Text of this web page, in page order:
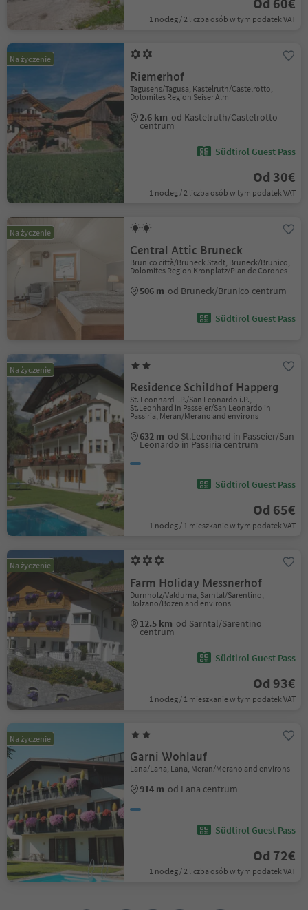
1 nocleg / 2 liczba osób w tym podatek VAT
Na życzenie
Riemerhof
Tagusens/Tagusa, Kastelruth/Castelrotto,
Dolomites Region Seiser Alm
2.6 km od Kastelruth/Castelrotto
centrum
Südtirol Guest Pass
Od 30€
1 nocleg / 2 liczba osób w tym podatek VAT
Na życzenie
Central Attic Bruneck
Brunico città/Bruneck Stadt, Bruneck/Brunico,
Dolomites Region Kronplatz/Plan de Corones
506 m od Bruneck/Brunico centrum
Südtirol Guest Pass
Na życzenie
Residence Schildhof Happerg
St. Leonhard i.P./San Leonardo i.P.,
St.Leonhard in Passeier/San Leonardo in
Passiria, Meran/Merano and environs
632 m od St.Leonhard in Passeier/San
Leonardo in Passiria centrum
Südtirol Guest Pass
Od 65€
1 nocleg / 1 mieszkanie w tym podatek VAT
Na życzenie
Farm Holiday Messnerhof
Durnholz/Valdurna, Sarntal/Sarentino,
Bolzano/Bozen and environs
12.5 km od Sarntal/Sarentino
centrum
Südtirol Guest Pass
Od 93€
1 nocleg / 1 mieszkanie w tym podatek VAT
Na życzenie
Garni Wohlauf
Lana/Lana, Lana, Meran/Merano and environs
914 m od Lana centrum
Südtirol Guest Pass
Od 72€
1 nocleg / 2 liczba osób w tym podatek VAT